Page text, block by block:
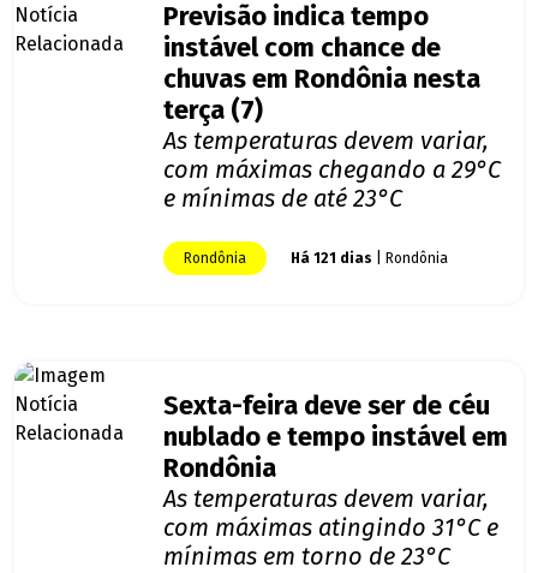
Previsão indica tempo
instável com chance de
chuvas em Rondônia nesta
terça (7)
As temperaturas devem variar,
com máximas chegando a 29°C
e mínimas de até 23°C
Rondônia Há 121 dias | Rondônia
Sexta-feira deve ser de céu
nublado e tempo instável em
Rondônia
As temperaturas devem variar,
com máximas atingindo 31°C e
mínimas em torno de 23°C